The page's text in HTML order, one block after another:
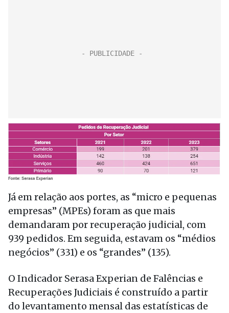
Já em relação aos portes, as “micro e pequenas
empresas” (MPEs) foram as que mais
demandaram por recuperação judicial, com
939 pedidos. Em seguida, estavam os “médios
negócios” (331) e os “grandes” (135).
O Indicador Serasa Experian de Falências e
Recuperações Judiciais é construído a partir
do levantamento mensal das estatísticas de